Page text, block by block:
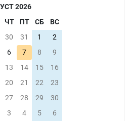
2026
ЧТ ПТ СБ
ВС
30 31 1
2
6 7 8
9
13 14 15
16
20 21 22
23
27 28 29
30
3 4 5 6